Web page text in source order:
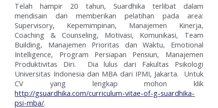
Telah hampir 20 tahun, Suardhika terlibat dalam
mendisain dan memberikan pelatihan pada area:
Supervisory, Kepemimpinan, Manajemen Kinerja,
Coaching & Counseling, Motivasi, Komunikasi, Team
Building, Manajemen Prioritas dan Waktu, Emotional
Intelligence, Program Persiapan Pensiun, Manajemen
Produktivitas Diri. Dia lulus dari Fakultas Psikologi
Universitas Indonesia dan MBA dari IPMI, Jakarta. Untuk
CV yang lengkap mohon klik
http://gsuardhika.com/curriculum-vitae-of-g-suardhika-
psi-mba/.